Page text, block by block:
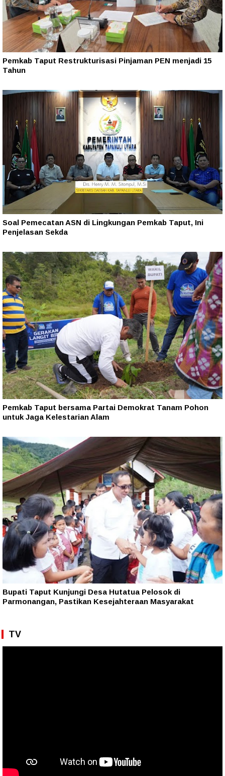
Pemkab Taput Restrukturisasi Pinjaman PEN menjadi 15
Tahun‎
Soal Pemecatan ASN di Lingkungan Pemkab Taput, Ini
Penjelasan Sekda
Pemkab Taput bersama Partai Demokrat Tanam Pohon
untuk Jaga Kelestarian Alam
Bupati Taput Kunjungi Desa Hutatua Pelosok di
Parmonangan, Pastikan Kesejahteraan Masyarakat
TV